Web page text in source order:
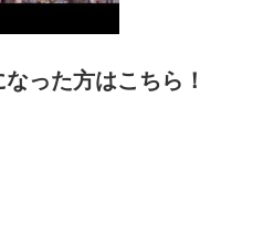
った方はこちら！